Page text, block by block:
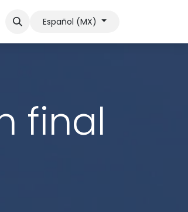
Contactar ventas
Español (MX)
final